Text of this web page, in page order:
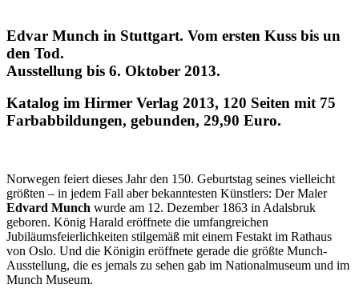
Edvar Munch in Stuttgart. Vom ersten Kuss bis un
den Tod.
Ausstellung bis 6. Oktober 2013.
Katalog im Hirmer Verlag 2013, 120 Seiten mit 75
Farbabbildungen, gebunden, 29,90 Euro.
Norwegen feiert dieses Jahr den 150. Geburtstag seines vielleicht
größten – in jedem Fall aber bekanntesten Künstlers: Der Maler
Edvard Munch wurde am 12. Dezember 1863 in Adalsbruk
geboren. König Harald eröffnete die umfangreichen
Jubiläumsfeierlichkeiten stilgemäß mit einem Festakt im Rathaus
von Oslo. Und die Königin eröffnete gerade die größte Munch-
Ausstellung, die es jemals zu sehen gab im Nationalmuseum und im
Munch Museum.